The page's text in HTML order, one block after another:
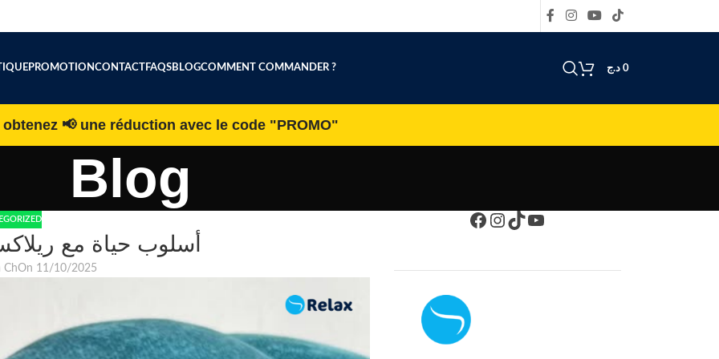
PROMOTIONCONTACTFAQSBLOGCOMMENT COMMANDER ? 0 د.ج
📢 une réduction avec le code "PROMO"
Blog
أسلوب حياة مع
ChOn 11/10/2025